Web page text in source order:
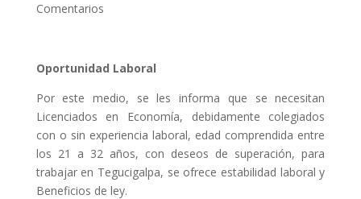
Comentarios
Oportunidad Laboral
Por este medio, se les informa que se necesitan
Licenciados en Economía, debidamente colegiados
con o sin experiencia laboral, edad comprendida entre
los 21 a 32 años, con deseos de superación, para
trabajar en Tegucigalpa, se ofrece estabilidad laboral y
Beneficios de ley.